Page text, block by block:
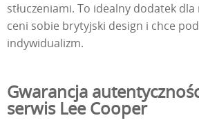
stłuczeniami. To idealny dodatek
ceni sobie brytyjski design i chce
indywidualizm.
Gwarancja
serwis Lee Cooper